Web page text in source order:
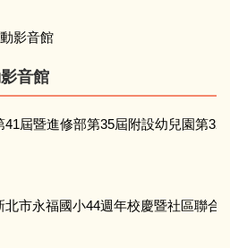
影音館
音館
41屆暨進修部第35屆附設幼兒園第32
北市永福國小44週年校慶暨社區聯合